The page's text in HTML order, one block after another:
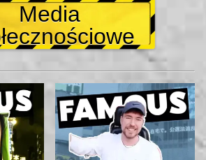
Media